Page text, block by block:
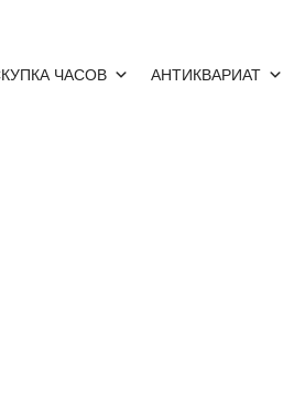
ЧАСОВ АНТИКВАРИАТ